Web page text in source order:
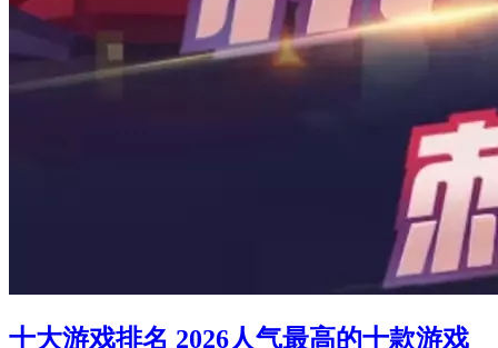
十大游戏排名 2026人气最高的十款游戏